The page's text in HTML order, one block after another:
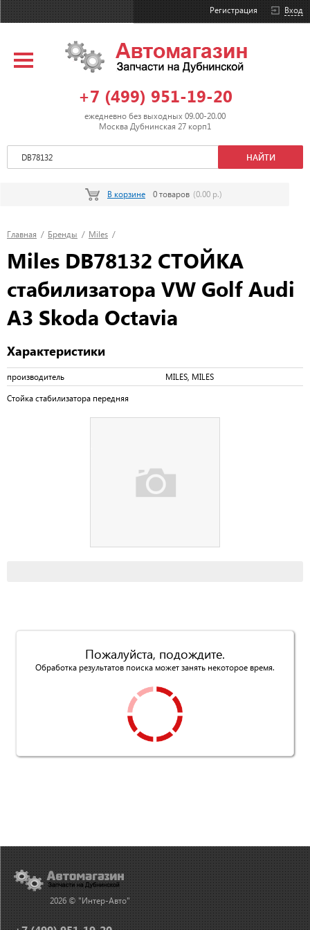
Вход
Регистрация
+7 (499) 951-19-20
ежедневно без выходных 09.00-20.00
Москва Дубнинская 27 корп1
В корзине 0 товаров (0.00 р.)
Главная / Бренды / Miles /
Miles DB78132 СТОЙКА
стабилизатора VW Golf Audi
A3 Skoda Octavia
Характеристики
производитель MILES, MILES
Стойка стабилизатора передняя
Пожалуйста, подождите.
Обработка результатов поиска может занять некоторое время.
2026 © "Интер-Авто"